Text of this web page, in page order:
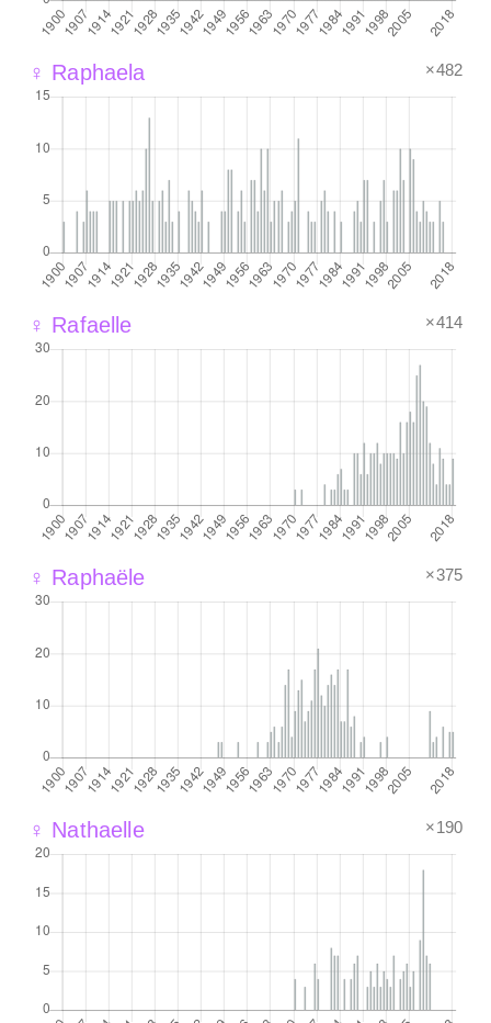
♀ Raphaela ×482
♀ Rafaelle ×414
♀ Raphaële ×375
♀ Nathaelle ×190